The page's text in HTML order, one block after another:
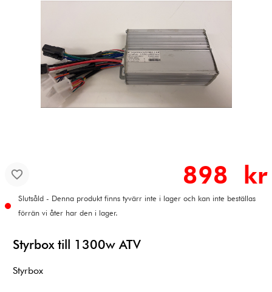
898 kr
Slutsåld - Denna produkt finns tyvärr inte i lager och kan inte beställas
förrän vi åter har den i lager.
Styrbox till 1300w ATV
Styrbox